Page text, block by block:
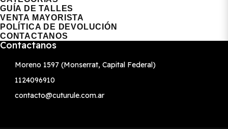
GUÍA DE TALLES
VENTA MAYORISTA
POLÍTICA DE DEVOLUCIÓN
CONTACTANOS
Contactanos
Moreno 1597 (Monserrat, Capital Federal)
1124096910
contacto@cuturule.com.ar